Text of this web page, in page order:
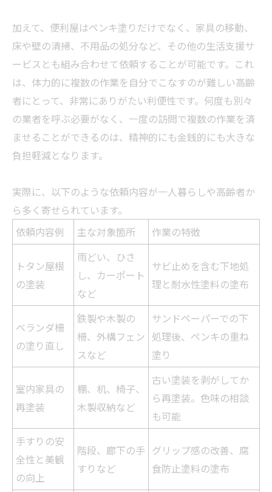
加えて、便利屋はペンキ塗りだけでなく、家具の移動、
床や壁の清掃、不用品の処分など、その他の生活支援サ
ービスとも組み合わせて依頼することが可能です。これ
は、体力的に複数の作業を自分でこなすのが難しい高齢
者にとって、非常にありがたい利便性です。何度も別々
の業者を呼ぶ必要がなく、一度の訪問で複数の作業を済
ませることができるのは、精神的にも金銭的にも大きな
負担軽減となります。
実際に、以下のような依頼内容が一人暮らしや高齢者か
ら多く寄せられています。
依頼内容例
主な対象箇所 作業の特徴
トタン屋根
の塗装
雨どい、ひさ
し、カーポート
など
サビ止めを含む下地処
理と耐水性塗料の塗布
ベランダ柵
の塗り直し
鉄製や木製の
柵、外構フェン
スなど
サンドペーパーでの下
処理後、ペンキの重ね
塗り
室内家具の
再塗装
棚、机、椅子、
木製収納など
古い塗装を剥がしてか
ら再塗装。色味の相談
も可能
手すりの安
全性と美観
の向上
階段、廊下の手
すりなど
グリップ感の改善、腐
食防止塗料の塗布